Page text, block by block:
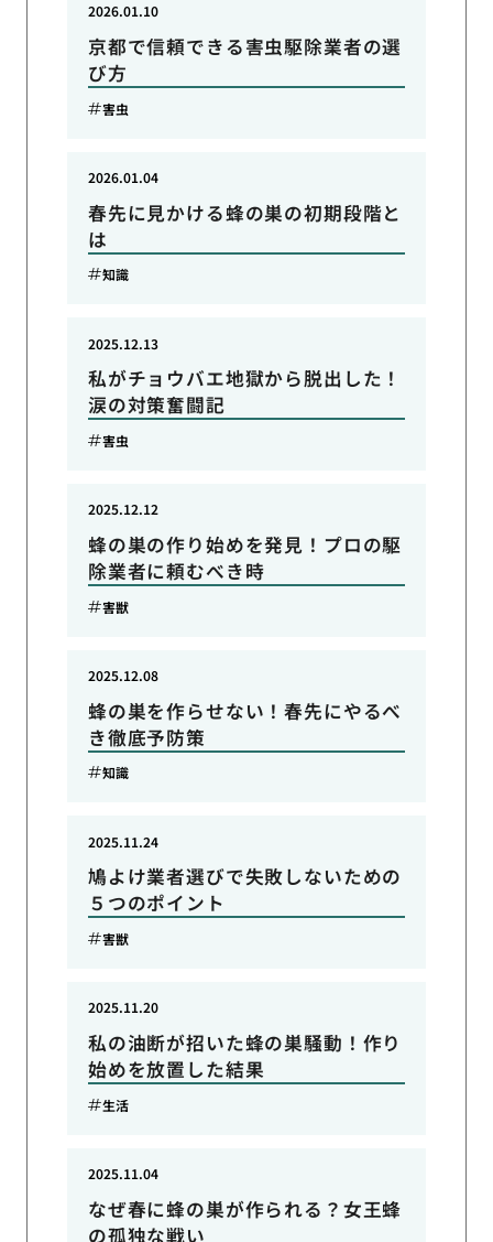
京都で信頼できる害虫駆除業者の選
び方
2026.01.10
害虫
春先に見かける蜂の巣の初期段階と
は
2026.01.04
知識
私がチョウバエ地獄から脱出した！
涙の対策奮闘記
2025.12.13
害虫
蜂の巣の作り始めを発見！プロの駆
除業者に頼むべき時
2025.12.12
害獣
蜂の巣を作らせない！春先にやるべ
き徹底予防策
2025.12.08
知識
鳩よけ業者選びで失敗しないための
５つのポイント
2025.11.24
害獣
私の油断が招いた蜂の巣騒動！作り
始めを放置した結果
2025.11.20
生活
なぜ春に蜂の巣が作られる？女王蜂
の孤独な戦い
2025.11.04